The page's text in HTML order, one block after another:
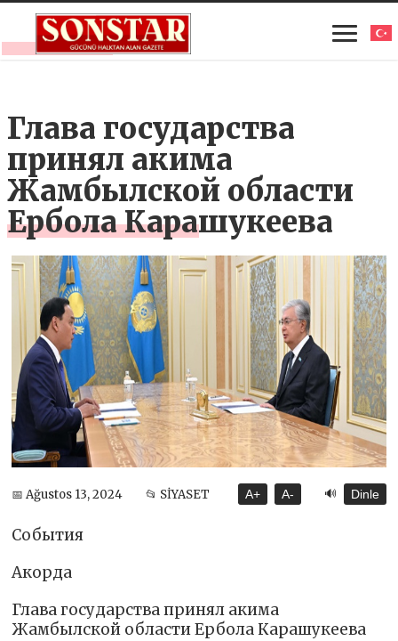
Глава государства
принял акима
Жамбылской области
Ербола Карашукеева
📅 Ağustos 13, 2024 📂 SİYASET A+ A- 🔊 Dinle
События
Акорда
Глава государства принял акима
Жамбылской области Ербола Карашукеева